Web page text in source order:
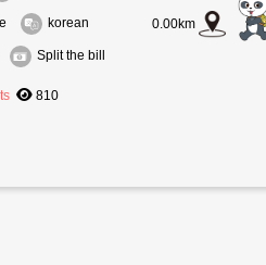
korean
Split the bill
810
0.00km